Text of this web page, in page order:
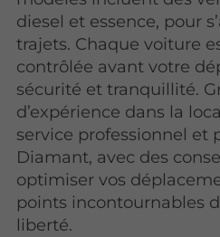
diesel et essence, pour
trajets. Chaque voiture
contrôlée avant votre
sécurité et tranquillité.
d’expérience dans la
service professionnel et
Diamant, avec des
optimiser vos
points incontournables
liberté.